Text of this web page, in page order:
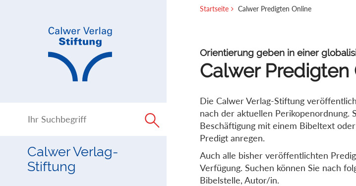
Calwer Verlag-
Stiftung
Startseite Calwer Predigten Online
Orientierung geben in einer
Calwer Predigten
Die Calwer Verlag-Stiftung
nach der aktuellen Perikopenordnung.
Beschäftigung mit einem Bibeltext
Predigt anregen.
Auch alle bisher veröffentlichten
Verfügung. Suchen können Sie nach
Bibelstelle, Autor/in.